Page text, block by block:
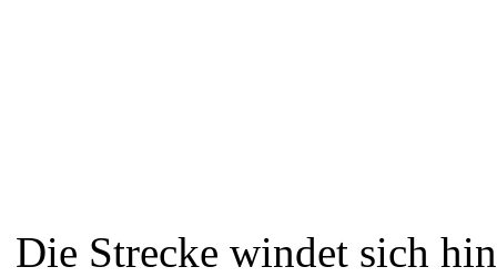
Die Strecke windet sich